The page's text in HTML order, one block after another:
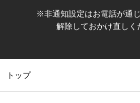
※非通知設定はお電話が通じ
解除しておかけ直しく
トップ